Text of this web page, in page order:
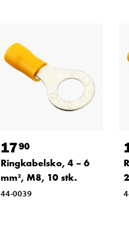
1790
Ringkabelsko, 4 – 6
mm², M8, 10 stk.
44-0039